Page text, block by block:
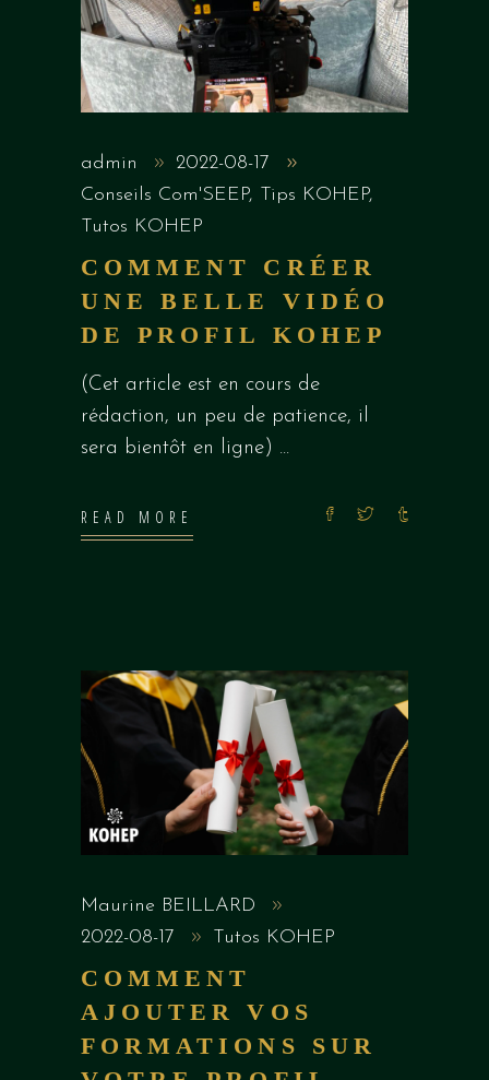
admin
2022-08-17
Conseils Com'SEEP, Tips KOHEP,
Tutos KOHEP
COMMENT CRÉER
UNE BELLE VIDÉO
DE PROFIL KOHEP
(Cet article est en cours de
rédaction, un peu de patience, il
sera bientôt en ligne)
READ MORE
Maurine BEILLARD
2022-08-17
Tutos KOHEP
COMMENT
AJOUTER VOS
FORMATIONS SUR